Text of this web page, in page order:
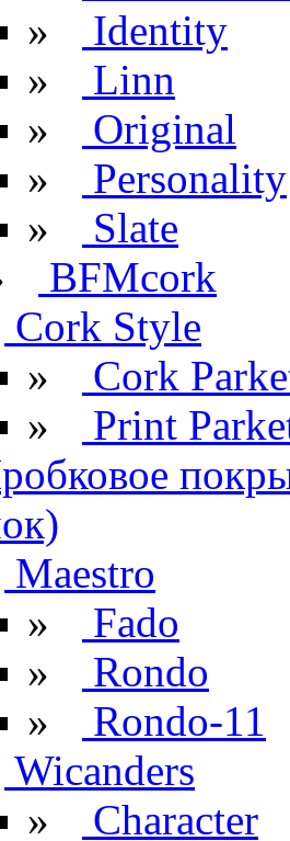
»
Identity
»
Linn
»
Original
»
Personality
»
Slate
BFMcork
Cork Style
»
Cork
»
Print
Maestro
»
Fado
»
Rondo
»
Rondo-11
Wicanders
»
Character